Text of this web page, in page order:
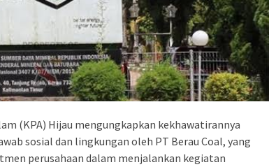
(KPA) Hijau mengungkapkan kekhawatirannya
sosial dan lingkungan oleh PT Berau Coal, yang
perusahaan dalam menjalankan kegiatan